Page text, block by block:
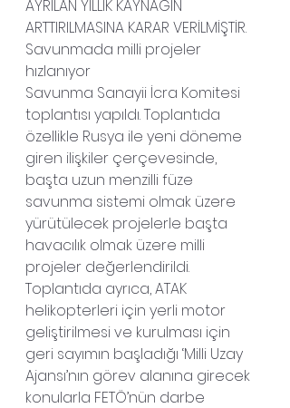
AYRILAN YILLIK KAYNAĞIN
ARTTIRILMASINA KARAR VERİLMİŞTİR.
Savunmada milli projeler
hızlanıyor
Savunma Sanayii İcra Komitesi
toplantısı yapıldı. Toplantıda
özellikle Rusya ile yeni döneme
giren ilişkiler çerçevesinde,
başta uzun menzilli füze
savunma sistemi olmak üzere
yürütülecek projelerle başta
havacılık olmak üzere milli
projeler değerlendirildi.
Toplantıda ayrıca, ATAK
helikopterleri için yerli motor
geliştirilmesi ve kurulması için
geri sayımın başladığı ‘Milli Uzay
Ajansı’nın görev alanına girecek
konularla FETÖ’nün darbe